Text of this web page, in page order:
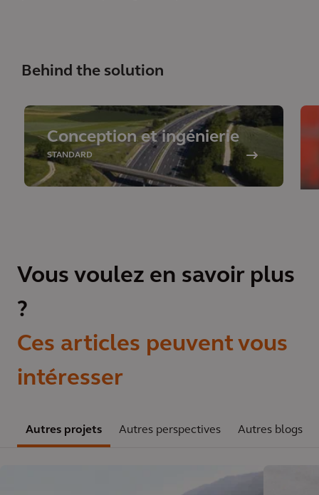
Behind the solution
Conception et ingénierie
STANDARD
Vous voulez en savoir plus
?
Ces articles peuvent vous
intéresser
Autres projets Autres perspectives Autres blogs